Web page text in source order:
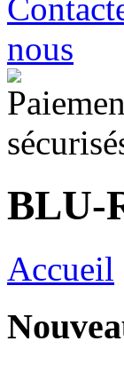
BLU-
Accueil